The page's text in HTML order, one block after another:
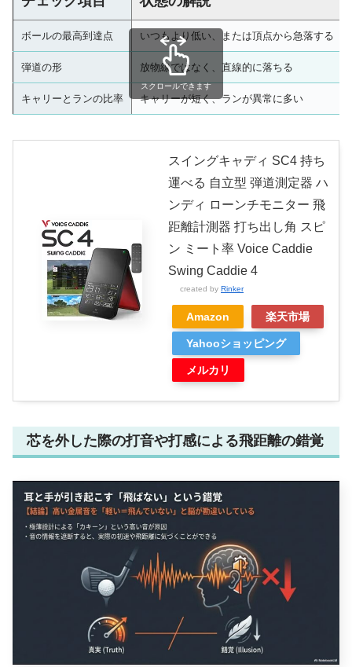
ボールの最高到達点 いつもより低い、または頂点から急落する
弾道の形 放物線ではなく、直線的に落ちる
キャリーとランの比率 キャリーが短く、ランが異常に多い
スクロールできます
スイングキャディ SC4 持ち
運べる 自立型 弾道測定器 ハ
ンディ ローンチモニター 飛
距離計測器 打ち出し角 スピ
ン ミート率 Voice Caddie
Swing Caddie 4
created by Rinker
Amazon 楽天市場
Yahooショッピング
メルカリ
芯を外した際の打音や打感による飛距離の錯覚